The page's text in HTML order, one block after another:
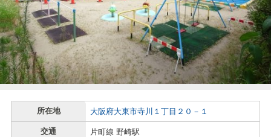
所在地 大阪府大東市寺川１丁目２０－１
交通 片町線 野崎駅